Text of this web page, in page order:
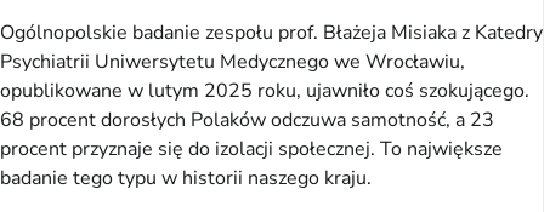
Ogólnopolskie badanie zespołu prof. Błażeja Misiaka z Katedry
Psychiatrii Uniwersytetu Medycznego we Wrocławiu,
opublikowane w lutym 2025 roku, ujawniło coś szokującego.
68 procent dorosłych Polaków odczuwa samotność, a 23
procent przyznaje się do izolacji społecznej. To największe
badanie tego typu w historii naszego kraju.